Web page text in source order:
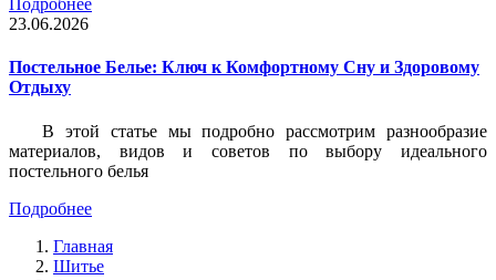
Подробнее
23.06.2026
Постельное Белье: Ключ к Комфортному Сну и Здоровому
Отдыху
В этой статье мы подробно рассмотрим разнообразие
материалов, видов и советов по выбору идеального
постельного белья
Подробнее
Главная
Шитье